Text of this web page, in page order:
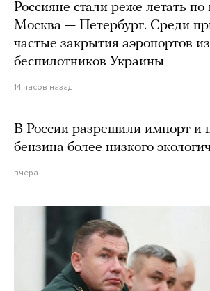
Россияне стали реже летать
Москва — Петербург. Среди
частые закрытия аэропортов
беспилотников Украины
14 часов назад
В России разрешили импорт и
бензина более низкого
вчера